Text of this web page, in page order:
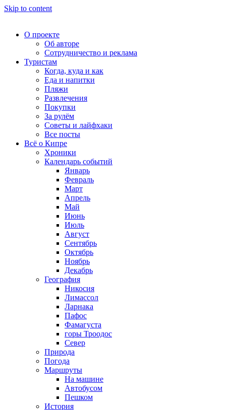
Skip to content
О проекте
Об авторе
Сотрудничество и реклама
Туристам
Когда, куда и как
Еда и напитки
Пляжи
Развлечения
Покупки
За рулём
Советы и лайфхаки
Все посты
Всё о Кипре
Хроники
Календарь событий
Январь
Февраль
Март
Апрель
Май
Июнь
Июль
Август
Сентябрь
Октябрь
Ноябрь
Декабрь
География
Никосия
Лимассол
Ларнака
Пафос
Фамагуста
горы Троодос
Север
Природа
Погода
Маршруты
На машине
Автобусом
Пешком
История